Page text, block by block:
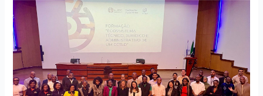
Mozambique
hosts
first
session
LusNIC's
new